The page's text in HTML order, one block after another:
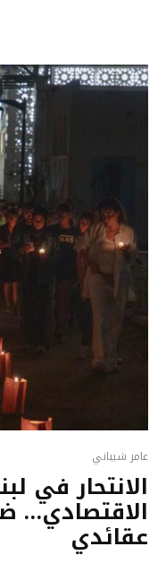
عامر شيباني
الانتحار في
الاقتصادي…
عقائدي